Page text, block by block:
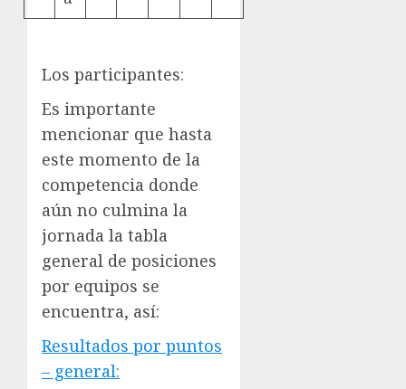
Los participantes:
Es importante
mencionar que hasta
este momento de la
competencia donde
aún no culmina la
jornada la tabla
general de posiciones
por equipos se
encuentra, así:
Resultados por puntos
– general: